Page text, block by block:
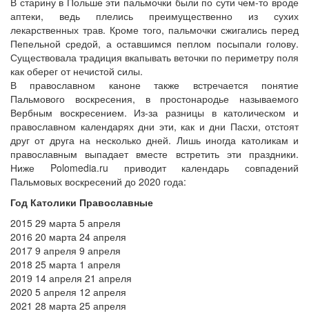
аптеки, ведь плелись преимущественно из сухих
лекарственных трав. Кроме того, пальмочки сжигались перед
Пепельной средой, а оставшимся пеплом посыпали голову.
Существовала традиция вкапывать веточки по периметру поля
как оберег от нечистой силы.
В православном каноне также встречается понятие
Пальмового воскресения, в простонародье называемого
Вербным воскресением. Из-за разницы в католическом и
православном календарях дни эти, как и дни Пасхи, отстоят
друг от друга на несколько дней. Лишь иногда католикам и
православным выпадает вместе встретить эти праздники.
Ниже Polomedia.ru приводит календарь совпадений
Пальмовых воскресений до 2020 года:
Год Католики Православные
2015 29 марта 5 апреля
2016 20 марта 24 апреля
2017 9 апреля 9 апреля
2018 25 марта 1 апреля
2019 14 апреля 21 апреля
2020 5 апреля 12 апреля
2021 28 марта 25 апреля